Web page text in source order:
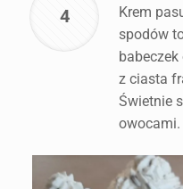
4
Krem
spodów
babeczek
z ciasta
Świetnie
owocami.